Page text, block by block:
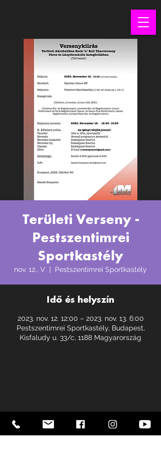
Területi Verseny -
Pestszentimrei
Sportkastély
nov. 12., V Pestszentimrei Sportkastély
Idő és helyszín
2023. nov. 12. 12:00 – 2023. nov. 13. 6:00
Pestszentimrei Sportkastély, Budapest,
Kisfaludy u. 33/c, 1188 Magyarország
ROCK AND MAGIC
AKROBATIKUS ROCK AND ROLL
SPORTEGYESÜLET